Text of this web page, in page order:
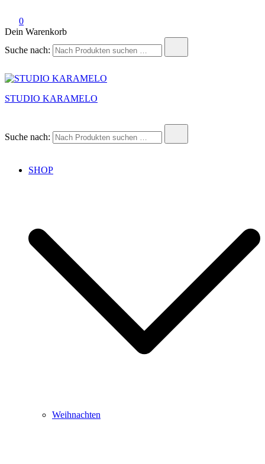
0
Dein Warenkorb
Suche nach:
STUDIO KARAMELO
Suche nach:
SHOP
Weihnachten